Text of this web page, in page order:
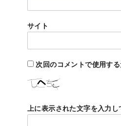
サイト
次回のコメントで使用す
上に表示された文字を入力し